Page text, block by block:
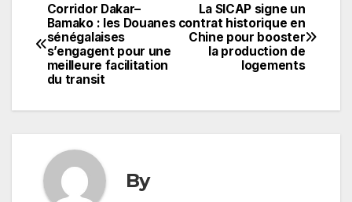
Navigation
de
l’article
La SICAP signe un
contrat historique en
Chine pour booster
la production de
logements
Corridor Dakar–
Bamako : les Douanes
sénégalaises
s’engagent pour une
meilleure facilitation
du transit
By